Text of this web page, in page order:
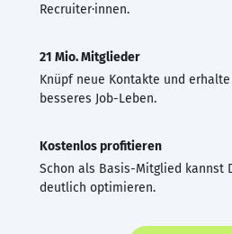
Recruiter·innen.
21 Mio. Mitglieder
Knüpf neue Kontakte und
besseres Job-Leben.
Kostenlos profitieren
Schon als Basis-Mitglied kannst
deutlich optimieren.